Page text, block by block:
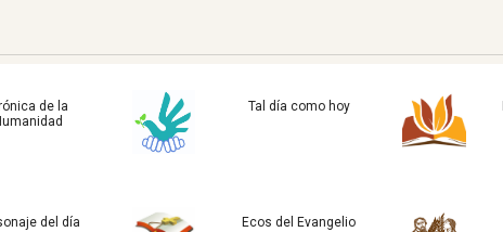
de la
Tal día como hoy
del día Ecos del Evangelio